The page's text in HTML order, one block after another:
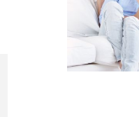
LDD
LEP